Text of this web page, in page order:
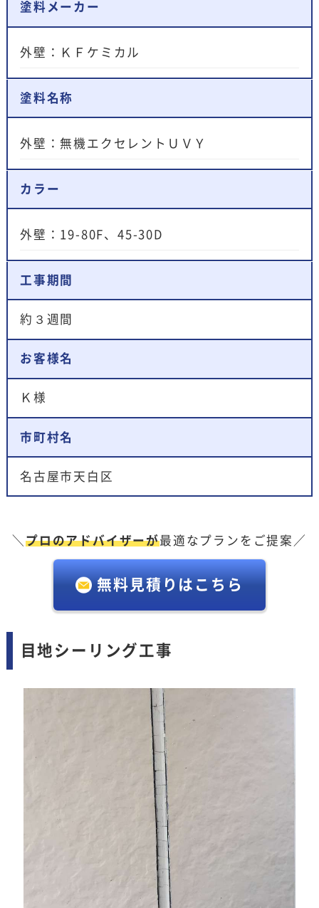
塗料メーカー
外壁：ＫＦケミカル
塗料名称
外壁：無機エクセレントＵＶＹ
カラー
外壁：19-80F、45-30D
工事期間
約３週間
お客様名
Ｋ様
市町村名
名古屋市天白区
＼プロのアドバイザーが最適なプランをご提案／
無料見積りはこちら
目地シーリング工事